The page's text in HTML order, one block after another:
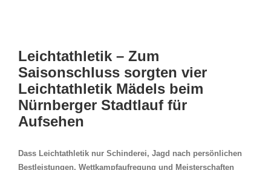
grösseres
Bild
Leichtathletik – Zum
Saisonschluss sorgten vier
Leichtathletik Mädels beim
Nürnberger Stadtlauf für
Aufsehen
Dass Leichtathletik nur Schinderei, Jagd nach persönlichen
Bestleistungen, Wettkampfaufregung und Meisterschaften